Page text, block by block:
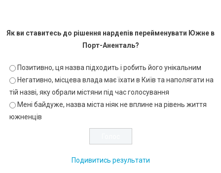
Як ви ставитесь до рішення нардепів перейменувати Южне в
Порт-Аненталь?
Позитивно, ця назва підходить і робить його унікальним
Негативно, місцева влада має їхати в Київ та наполягати на
тій назві, яку обрали містяни під час голосування
Мені байдуже, назва міста ніяк не вплине на рівень життя
южненців
Подивитись результати